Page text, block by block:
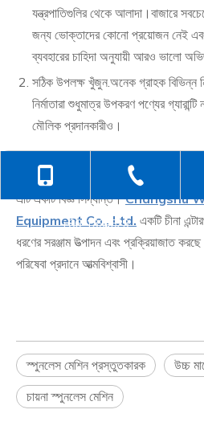
যন্ত্রপাতিগুলির থেকে আলাদা।বাজারে
জন্য ভোক্তাদের কোনো প্রয়োজন নেই এবং
ব্যবহারের চাহিদা অনুযায়ী আরও ভালো
সঠিক উপলক্ষ খুঁজুন.অনেক গ্রাহক বিভিন্ন
নির্মাতারা শুধুমাত্র উপকরণ পণ্যের
মৌলিক প্রদানকারীও।
উপসংহারে, ভোক্তার ব্যবহারের প্রয়োজনের
এটি একটি বিজ্ঞ সিদ্ধান্ত।Changshu
Equipment Co., Ltd. একটি চীনা
ধরণের সরঞ্জাম উত্পাদন এবং প্রক্রিয়াজাত
পরিষেবা প্রদানে আত্মবিশ্বাসী।
স্পুনলেস মেশিন প্রস্তুতকারক
উচ্চ
চায়না স্পুনলেস মেশিন
+86-138-6499-6670
+86-139-6232-6695
+86-512-